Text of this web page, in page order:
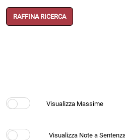
RAFFINA RICERCA